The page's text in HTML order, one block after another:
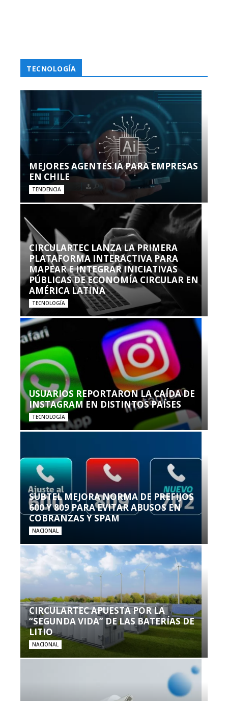
TECNOLOGÍA
MEJORES AGENTES IA PARA EMPRESAS
EN CHILE
TENDENCIA
CIRCULARTEC LANZA LA PRIMERA
PLATAFORMA INTERACTIVA PARA
MAPEAR E INTEGRAR INICIATIVAS
PÚBLICAS DE ECONOMÍA CIRCULAR EN
AMÉRICA LATINA
TECNOLOGÍA
USUARIOS REPORTARON LA CAÍDA DE
INSTAGRAM EN DISTINTOS PAÍSES
TECNOLOGÍA
SUBTEL MEJORA NORMA DE PREFIJOS
600 Y 809 PARA EVITAR ABUSOS EN
COBRANZAS Y SPAM
NACIONAL
CIRCULARTEC APUESTA POR LA
“SEGUNDA VIDA” DE LAS BATERÍAS DE
LITIO
NACIONAL